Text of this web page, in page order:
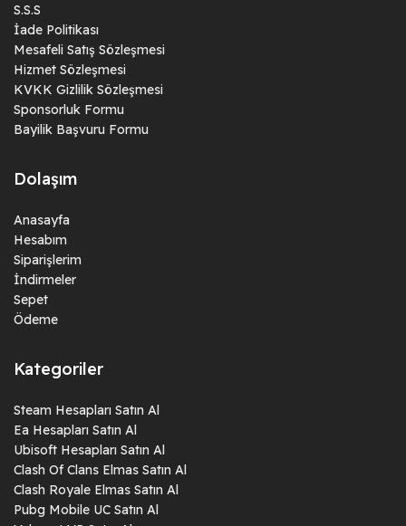
S.S.S
İade Politikası
Mesafeli Satış Sözleşmesi
Hizmet Sözleşmesi
KVKK Gizlilik Sözleşmesi
Sponsorluk Formu
Bayilik Başvuru Formu
Dolaşım
Anasayfa
Hesabım
Siparişlerim
İndirmeler
Sepet
Ödeme
Kategoriler
Steam Hesapları Satın Al
Ea Hesapları Satın Al
Ubisoft Hesapları Satın Al
Clash Of Clans Elmas Satın Al
Clash Royale Elmas Satın Al
Pubg Mobile UC Satın Al